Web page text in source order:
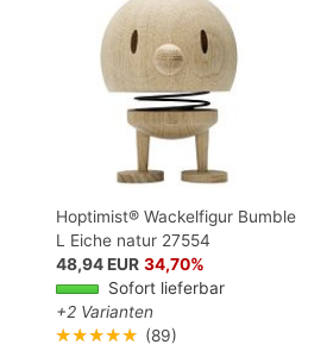
Hoptimist® Wackelfigur Bumble
L Eiche natur 27554
48,94 EUR 34,70%
Sofort lieferbar
+2 Varianten
★★★★★ (89)